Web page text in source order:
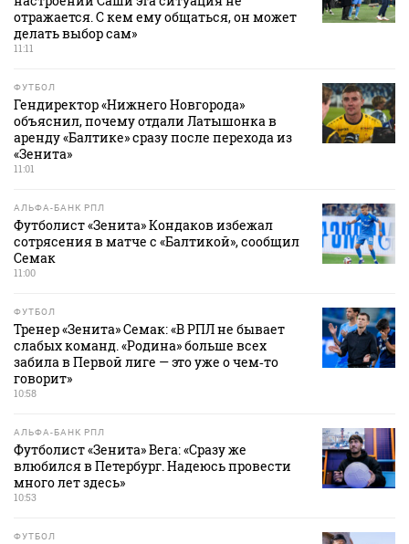
отражается. С кем ему общаться, он может
делать выбор сам»
11:11
ФУТБОЛ
Гендиректор «Нижнего Новгорода»
объяснил, почему отдали Латышонка в
аренду «Балтике» сразу после перехода из
«Зенита»
11:01
АЛЬФА-БАНК РПЛ
Футболист «Зенита» Кондаков избежал
сотрясения в матче с «Балтикой», сообщил
Семак
11:00
ФУТБОЛ
Тренер «Зенита» Семак: «В РПЛ не бывает
слабых команд. «Родина» больше всех
забила в Первой лиге — это уже о чем‑то
говорит»
10:58
АЛЬФА-БАНК РПЛ
Футболист «Зенита» Вега: «Сразу же
влюбился в Петербург. Надеюсь провести
много лет здесь»
10:53
ФУТБОЛ